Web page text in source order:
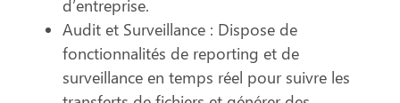
d’entreprise.
Audit et Surveillance : Dispose de
fonctionnalités de reporting et de
surveillance en temps réel pour suivre les